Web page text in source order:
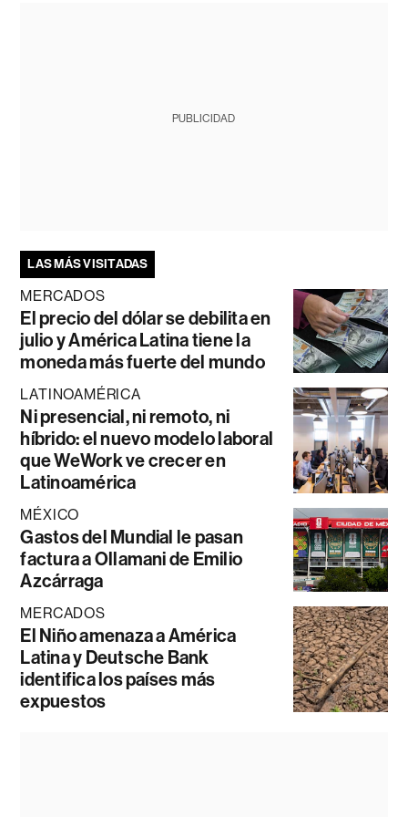
PUBLICIDAD
LAS MÁS VISITADAS
MERCADOS
El precio del dólar se debilita en
julio y América Latina tiene la
moneda más fuerte del mundo
LATINOAMÉRICA
Ni presencial, ni remoto, ni
híbrido: el nuevo modelo laboral
que WeWork ve crecer en
Latinoamérica
MÉXICO
Gastos del Mundial le pasan
factura a Ollamani de Emilio
Azcárraga
MERCADOS
El Niño amenaza a América
Latina y Deutsche Bank
identifica los países más
expuestos